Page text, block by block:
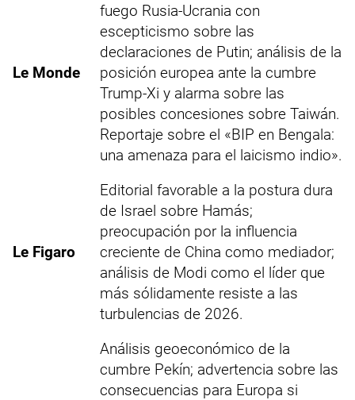
Le Monde
fuego Rusia-Ucrania con
escepticismo sobre las
declaraciones de Putin; análisis de la
posición europea ante la cumbre
Trump-Xi y alarma sobre las
posibles concesiones sobre Taiwán.
Reportaje sobre el «BIP en Bengala:
una amenaza para el laicismo indio».
Le Figaro
Editorial favorable a la postura dura
de Israel sobre Hamás;
preocupación por la influencia
creciente de China como mediador;
análisis de Modi como el líder que
más sólidamente resiste a las
turbulencias de 2026.
Análisis geoeconómico de la
cumbre Pekín; advertencia sobre las
consecuencias para Europa si